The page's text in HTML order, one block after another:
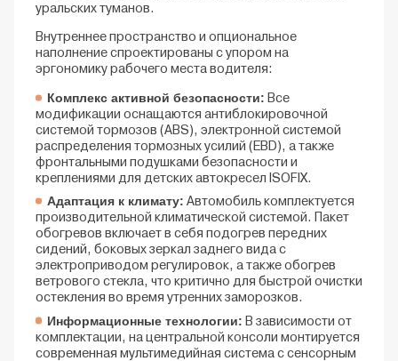
уральских туманов.
Внутреннее пространство и опциональное
наполнение спроектированы с упором на
эргономику рабочего места водителя:
Комплекс активной безопасности: Все
модификации оснащаются антиблокировочной
системой тормозов (ABS), электронной системой
распределения тормозных усилий (EBD), а также
фронтальными подушками безопасности и
креплениями для детских автокресел ISOFIX.
Адаптация к климату: Автомобиль комплектуется
производительной климатической системой. Пакет
обогревов включает в себя подогрев передних
сидений, боковых зеркал заднего вида с
электроприводом регулировок, а также обогрев
ветрового стекла, что критично для быстрой очистки
остекления во время утренних заморозков.
Информационные технологии: В зависимости от
комплектации, на центральной консоли монтируется
современная мультимедийная система с сенсорным